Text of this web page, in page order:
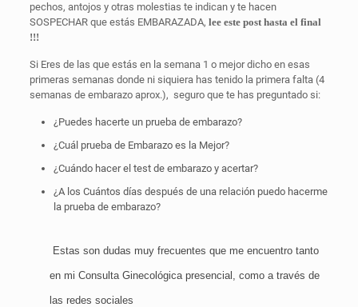
pechos, antojos y otras molestias te indican y te hacen
SOSPECHAR que estás EMBARAZADA, lee este post hasta el final
!!!
Si Eres de las que estás en la semana 1 o mejor dicho en esas
primeras semanas donde ni siquiera has tenido la primera falta (4
semanas de embarazo aprox.), seguro que te has preguntado si:
¿Puedes hacerte un prueba de embarazo?
¿Cuál prueba de Embarazo es la Mejor?
¿Cuándo hacer el test de embarazo y acertar?
¿A los Cuántos días después de una relación puedo hacerme
la prueba de embarazo?
Estas son dudas muy frecuentes que me encuentro tanto
en mi Consulta Ginecológica presencial, como a través de
las redes sociales